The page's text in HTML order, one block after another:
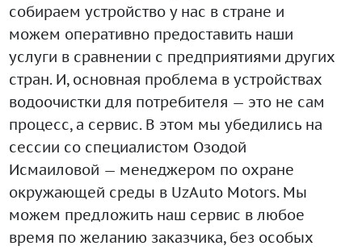
собираем устройство у нас в стране и
можем оперативно предоставить наши
услуги в сравнении с предприятиями других
стран. И, основная проблема в устройствах
водоочистки для потребителя — это не сам
процесс, а сервис. В этом мы убедились на
сессии со специалистом Озодой
Исмаиловой — менеджером по охране
окружающей среды в UzAuto Motors. Мы
можем предложить наш сервис в любое
время по желанию заказчика, без особых